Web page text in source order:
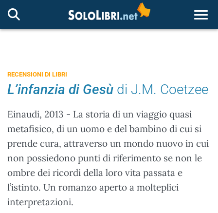
RECENSIONI DI LIBRI
L’infanzia di Gesù di J.M. Coetzee
Einaudi, 2013 - La storia di un viaggio quasi
metafisico, di un uomo e del bambino di cui si
prende cura, attraverso un mondo nuovo in cui
non possiedono punti di riferimento se non le
ombre dei ricordi della loro vita passata e
l’istinto. Un romanzo aperto a molteplici
interpretazioni.